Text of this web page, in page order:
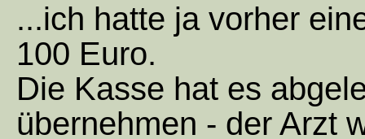
...ich hatte ja vorher
100 Euro.
Die Kasse hat es
übernehmen - der Arzt